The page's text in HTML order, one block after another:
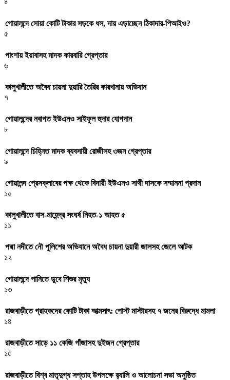
গোয়ালন্দে সোয়া কোটি টাকার সড়কে ধস, দায় এড়াচ্ছেন ঠিকাদার-পিআইও?
৫
পাংশায় ইয়াবাসহ মাদক কারবারি গ্রেপ্তার
৬
কালুখালীতে অবৈধ চায়না দুয়ারি তৈরির কারখানায় অভিযান
৭
গোয়ালন্দের নবাগত ইউএনও সাইফুল হুদার যোগদান
৮
গোয়ালন্দে চিহ্নিত মাদক ব্যবসায়ী রোজীসহ ৩জন গ্রেপ্তার
৯
গোয়ালন্দ প্রেসক্লাবের পক্ষ থেকে বিদায়ী ইউএনও সাথী দাসকে সম্মাননা প্রদান
১০
কালুখালীতে বাস-মাহেন্দ্র সংঘর্ষ নিহত-১ আহত ৫
১১
পদ্মা নদীতে নৌ পুলিশের অভিযানে অবৈধ চায়না দুয়ারী জালসহ জেলে আটক
১২
গোয়ালন্দে পানিতে ডুবে শিশুর মৃত্যু
১৩
রাজবাড়ীতে গ্রাহকদের কোটি টাকা আত্মসাৎ: পোস্ট মাস্টারসহ ৭ জনের বিরুদ্ধে মামলা
১৪
রাজবাড়ীতে সাড়ে ১১ কেজি গাঁজাসহ দুইজন গ্রেপ্তার
১৫
রাজবাড়ীতে বিশ্ব মাতৃদুগ্ধ সপ্তাহ উপলক্ষে র‌্যালি ও আলোচনা সভা অনুষ্ঠিত